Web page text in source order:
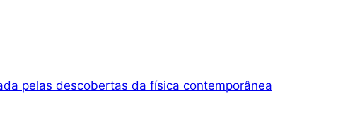
pelas descobertas da física contemporânea